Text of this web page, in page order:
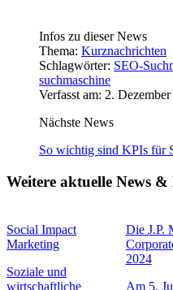
Infos zu dieser News
Thema: Kurznachrichten
Schlagwörter: SEO-
suchmaschine
Verfasst am: 2.
Nächste News
So wichtig sind KPIs für
Weitere aktuelle News
Social Impact
Marketing
Soziale und
wirtschaftliche
Die J.P.
2024
Am 5.